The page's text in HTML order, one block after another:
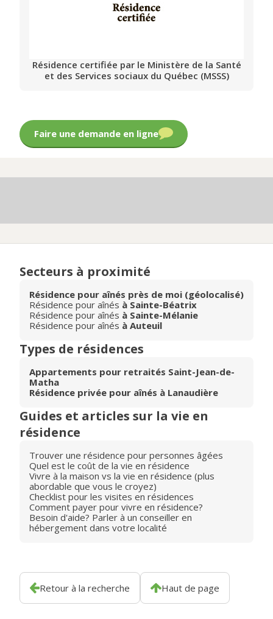
Résidence certifiée par le Ministère de la Santé
et des Services sociaux du Québec (MSSS)
Faire une demande en ligne
Secteurs à proximité
Résidence pour aînés près de moi (géolocalisé)
Résidence pour aînés à Sainte-Béatrix
Résidence pour aînés à Sainte-Mélanie
Résidence pour aînés à Auteuil
Types de résidences
Appartements pour retraités Saint-Jean-de-
Matha
Résidence privée pour aînés à Lanaudière
Guides et articles sur la vie en
résidence
Trouver une résidence pour personnes âgées
Quel est le coût de la vie en résidence
Vivre à la maison vs la vie en résidence (plus
abordable que vous le croyez)
Checklist pour les visites en résidences
Comment payer pour vivre en résidence?
Besoin d'aide? Parler à un conseiller en
hébergement dans votre localité
Retour à la recherche Haut de page